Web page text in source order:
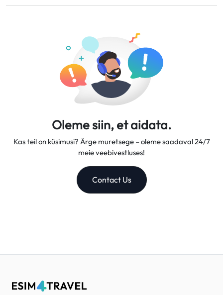
Oleme siin, et aidata.
Kas teil on küsimusi? Ärge muretsege – oleme saadaval 24/7
meie veebivestluses!
Contact Us